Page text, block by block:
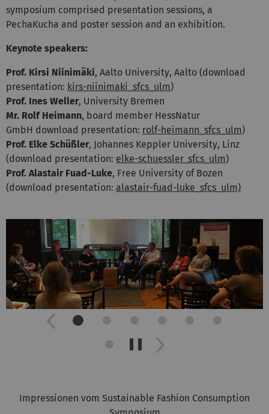
symposium comprised presentation sessions, a
PechaKucha and poster session and an exhibition.
Keynote speakers:
Prof. Kirsi Niinimäki, Aalto University, Aalto (download
presentation: kirs-niinimaki_sfcs_ulm)
Prof. Ines Weller, University Bremen
Mr. Rolf Heimann, board member HessNatur
GmbH download presentation: rolf-heimann_sfcs_ulm)
Prof. Elke Schüßler, Johannes Keppler University, Linz
(download presentation: elke-schuessler_sfcs_ulm)
Prof. Alastair Fuad-Luke, Free University ofBozen
(download presentation: alastair-fuad-luke_sfcs_ulm)
Previous
Impressionen vom Sustainable Fashion Consumption